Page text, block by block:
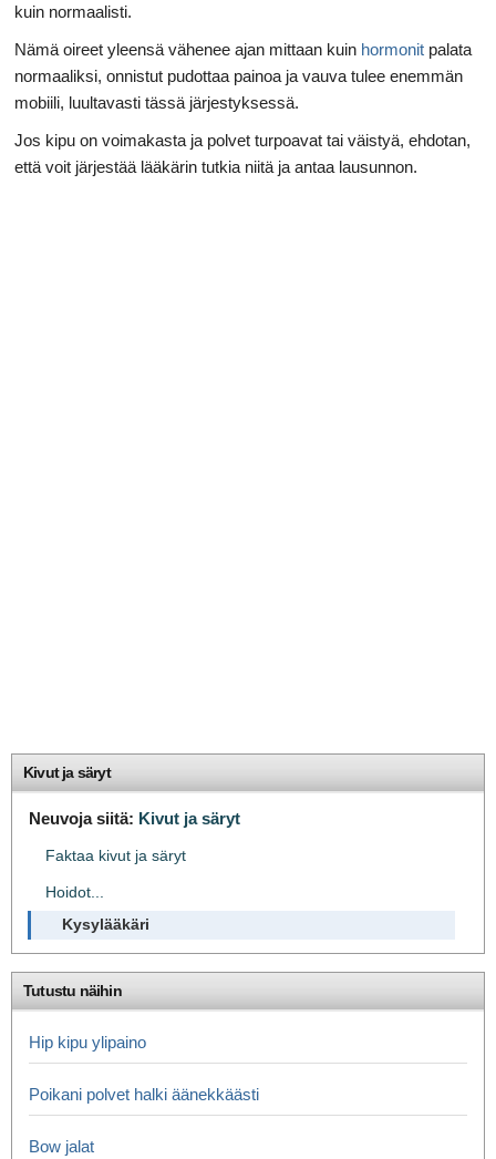
kuin normaalisti.
Nämä oireet yleensä vähenee ajan mittaan kuin hormonit palata
normaaliksi, onnistut pudottaa painoa ja vauva tulee enemmän
mobiili, luultavasti tässä järjestyksessä.
Jos kipu on voimakasta ja polvet turpoavat tai väistyä, ehdotan,
että voit järjestää lääkärin tutkia niitä ja antaa lausunnon.
Kivut ja säryt
Neuvoja siitä: Kivut ja säryt
Faktaa kivut ja säryt
Hoidot...
Kysylääkäri
Tutustu näihin
Hip kipu ylipaino
Poikani polvet halki äänekkäästi
Bow jalat